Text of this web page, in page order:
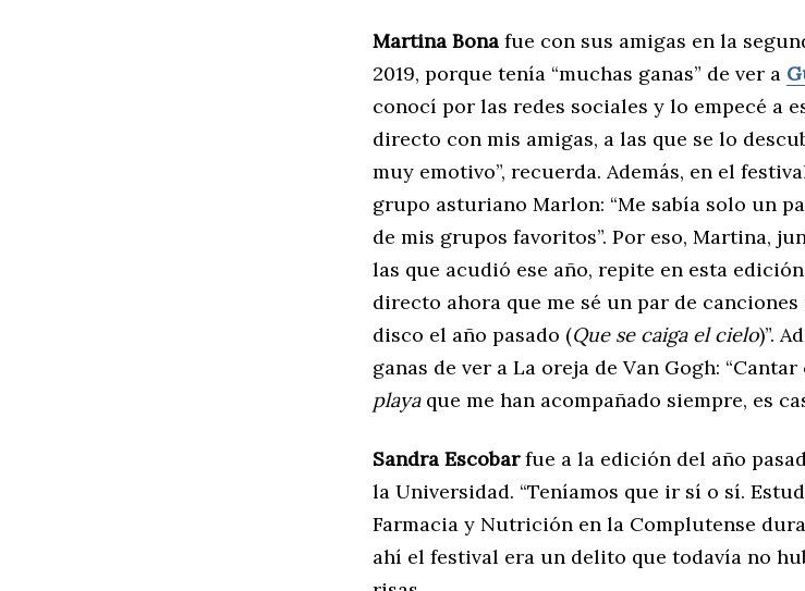
Martina Bona fue con sus amigas en la
2019, porque tenía “muchas ganas” de ver a
conocí por las redes sociales y lo empecé a
directo con mis amigas, a las que se lo
muy emotivo”, recuerda. Además, en el
grupo asturiano Marlon: “Me sabía solo un
de mis grupos favoritos”. Por eso, Martina,
las que acudió ese año, repite en esta
directo ahora que me sé un par de
disco el año pasado (Que se caiga el cielo)”.
ganas de ver a La oreja de Van Gogh:
playa que me han acompañado siempre, es
Sandra Escobarfue a la edición del año
la Universidad. “Teníamos que ir sí o sí.
Farmacia y Nutrición en la Complutense
ahí el festival era un delito que todavía no